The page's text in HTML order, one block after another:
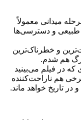
میدانی معمولاً
و دسترسی‌ها
و خطرناک‌ترین
مرگ هم شدم.
که در فیلم می‌بینید
هم ناراحت‌کننده
تاریخ خواهد ماند.